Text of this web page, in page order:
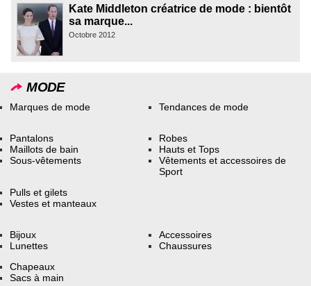
Kate Middleton créatrice de mode : bientôt
sa marque...
Octobre 2012
MODE
Marques de mode Tendances de mode
Pantalons
Maillots de bain
Sous-vêtements
Robes
Hauts et Tops
Vêtements et accessoires de
Sport
Pulls et gilets
Vestes et manteaux
Bijoux
Lunettes
Accessoires
Chaussures
Chapeaux
Sacs à main